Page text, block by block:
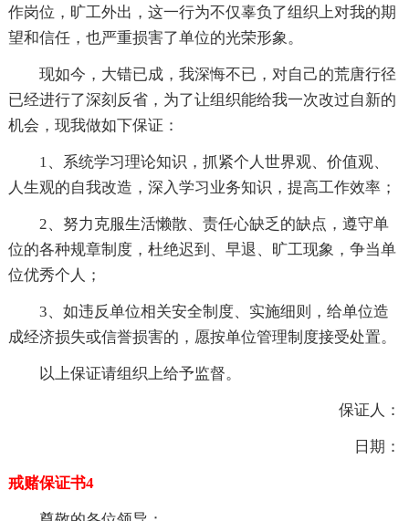
作岗位，旷工外出，这一行为不仅辜负了组织上对我的期
望和信任，也严重损害了单位的光荣形象。
现如今，大错已成，我深悔不已，对自己的荒唐行径
已经进行了深刻反省，为了让组织能给我一次改过自新的
机会，现我做如下保证：
1、系统学习理论知识，抓紧个人世界观、价值观、
人生观的自我改造，深入学习业务知识，提高工作效率；
2、努力克服生活懒散、责任心缺乏的缺点，遵守单
位的各种规章制度，杜绝迟到、早退、旷工现象，争当单
位优秀个人；
3、如违反单位相关安全制度、实施细则，给单位造
成经济损失或信誉损害的，愿按单位管理制度接受处置。
以上保证请组织上给予监督。
保证人：
日期：
戒赌保证书4